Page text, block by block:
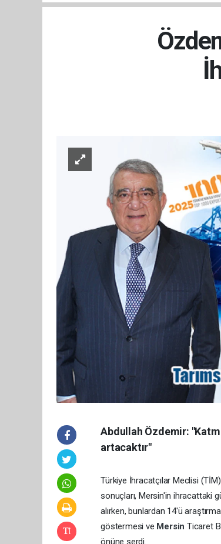
Abdullah Özdemir:
artacaktır"
Türkiye İhracatçılar Meclisi
sonuçları, Mersin'in ihracattaki
alırken, bunlardan 14'ü
göstermesi ve MersinTicaret
önüne serdi.